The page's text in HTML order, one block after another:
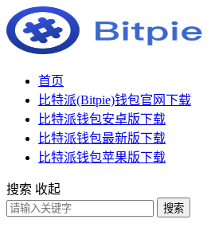
首页
比特派(Bitpie)钱包官网下载
比特派钱包安卓版下载
比特派钱包最新版下载
比特派钱包苹果版下载
搜索 收起
搜索